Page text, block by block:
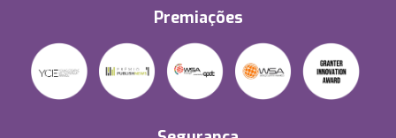
Premiações